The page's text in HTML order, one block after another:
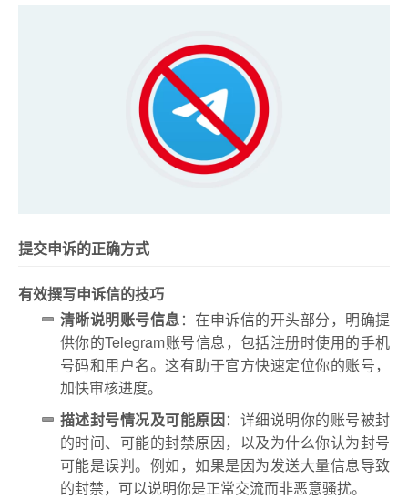
提交申诉的正确方式
有效撰写申诉信的技巧
清晰说明账号信息：在申诉信的开头部分，明确提
供你的Telegram账号信息，包括注册时使用的手机
号码和用户名。这有助于官方快速定位你的账号，
加快审核进度。
描述封号情况及可能原因：详细说明你的账号被封
的时间、可能的封禁原因，以及为什么你认为封号
可能是误判。例如，如果是因为发送大量信息导致
的封禁，可以说明你是正常交流而非恶意骚扰。